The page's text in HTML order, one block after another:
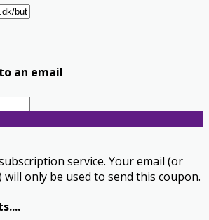
an email
service. Your email (or
only be used to send this coupon.